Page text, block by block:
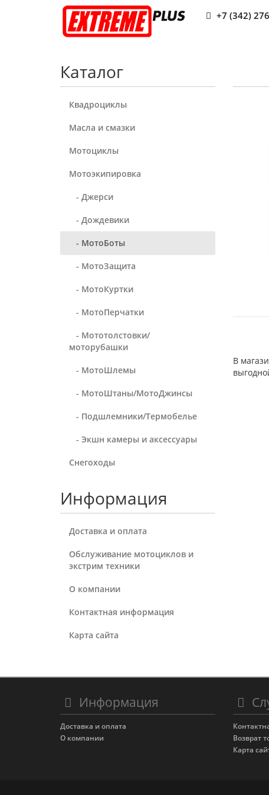
+7 (342)
Каталог
Квадроциклы
Масла и смазки
Мотоциклы
Мотоэкипировка
- Джерси
- Дождевики
- МотоБоты
- МотоЗащита
- МотоКуртки
- МотоПерчатки
- Мототолстовки/
моторубашки
- МотоШлемы
- МотоШтаны/МотоДжинсы
- Подшлемники/Термобелье
- Экшн камеры и аксессуары
Снегоходы
Информация
Доставка и оплата
Обслуживание мотоциклов и
экстрим техники
О компании
Контактная информация
Карта сайта
В
Информация
Доставка и оплата
О компании
Возврат
Карта